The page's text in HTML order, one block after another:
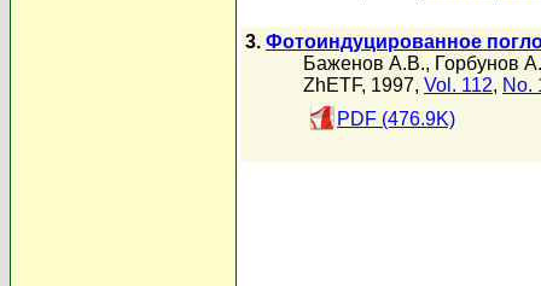
3. Фотоиндуцированное
Баженов А.В., Горбунов
ZhETF, 1997, Vol. 112, No.
PDF (476.9K)